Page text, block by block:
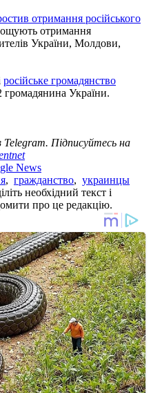
отримання російського
отримання
України, Молдови,
російське громадянство
громадянина України.
Telegram. Підписуйтесь на
News
, гражданство, украинцы
необхідний текст і
про це редакцію.